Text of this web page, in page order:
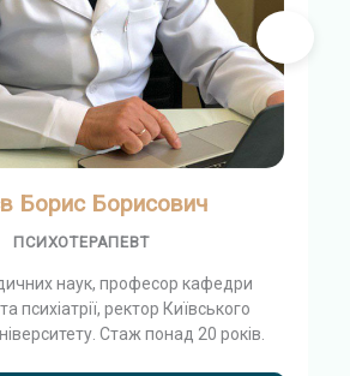
Борис Борисович
ПСИХОТЕРАПЕВТ
наук, професор кафедри
психіатрії, ректор Київського
Стаж понад 20 років.